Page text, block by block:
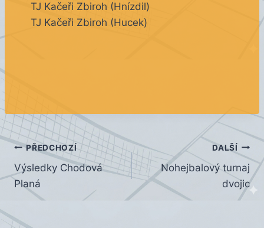
TJ Kačeři Zbiroh (Hnízdil)
TJ Kačeři Zbiroh (Hucek)
Navigace
pro
příspěvek
PŘEDCHOZÍ
Výsledky Chodová
Planá
DALŠÍ
Nohejbalový turnaj
dvojic